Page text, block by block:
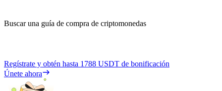
Buscar una guía de compra de criptomonedas
Regístrate y obtén hasta 1788 USDT de bonificación
Únete ahora